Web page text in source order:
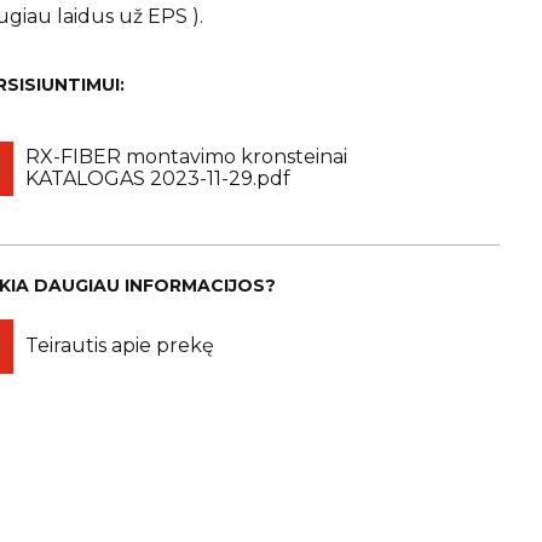
laidus už EPS ).
RX-FIBER montavimo kronsteinai
KATALOGAS 2023-11-29.pdf
DAUGIAU INFORMACIJOS?
Teirautis apie prekę